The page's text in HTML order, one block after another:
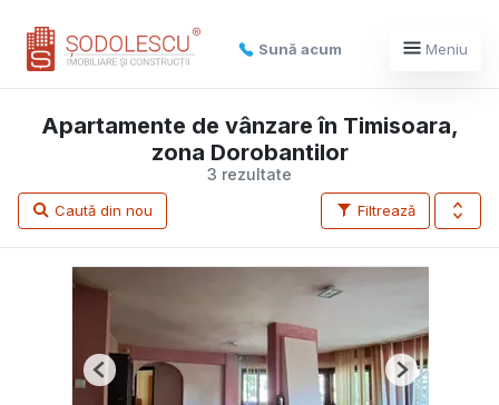
Sună acum Meniu
3 rezultate
Apartamente de vânzare în Timisoara,
zona Dorobantilor
Filtrează
Caută din nou
Previous Next